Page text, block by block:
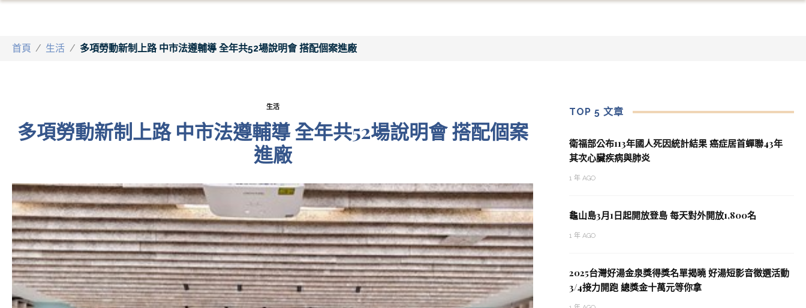
首頁 / 生活 / 多項勞動新制上路 中市法遵輔導 全年共52場說明會 搭配個案進廠
生活
多項勞動新制上路 中市法遵輔導 全年共52場說明會 搭配個案
進廠
TOP 5 文章
衛福部公布113年國人死因統計結果 癌症居首蟬聯43年
其次心臟疾病與肺炎
1 年 AGO
龜山島3月1日起開放登島 每天對外開放1,800名
1 年 AGO
2025台灣好湯金泉獎得獎名單揭曉 好湯短影音徵選活動
3/4接力開跑 總獎金十萬元等你拿